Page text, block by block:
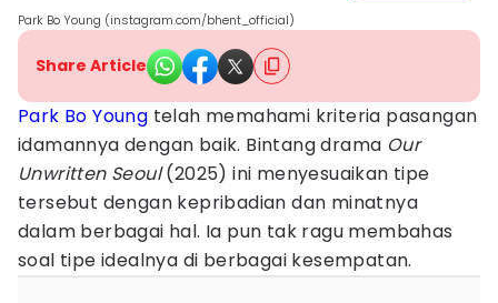
Park Bo Young (instagram.com/bhent_official)
Share Article
Park Bo Young telah memahami kriteria pasangan
idamannya dengan baik. Bintang drama Our
Unwritten Seoul(2025) ini menyesuaikan tipe
tersebut dengan kepribadian dan minatnya
dalam berbagai hal. Ia pun tak ragu membahas
soal tipe idealnya di berbagai kesempatan.